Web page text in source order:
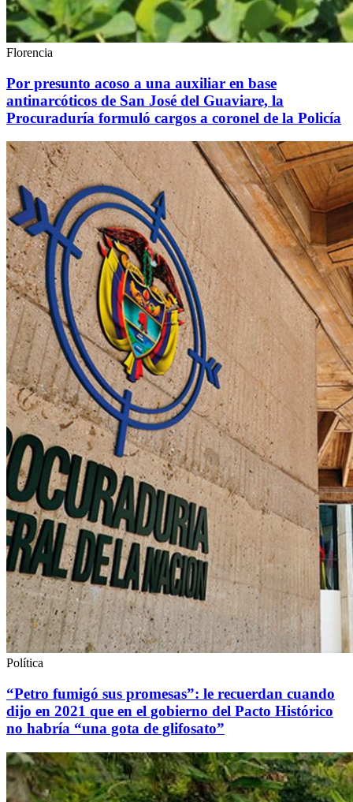
Florencia
Por presunto acoso a una auxiliar en base
antinarcóticos de San José del Guaviare, la
Procuraduría formuló cargos a coronel de la Policía
Política
“Petro fumigó sus promesas”: le recuerdan cuando
dijo en 2021 que en el gobierno del Pacto Histórico
no habría “una gota de glifosato”